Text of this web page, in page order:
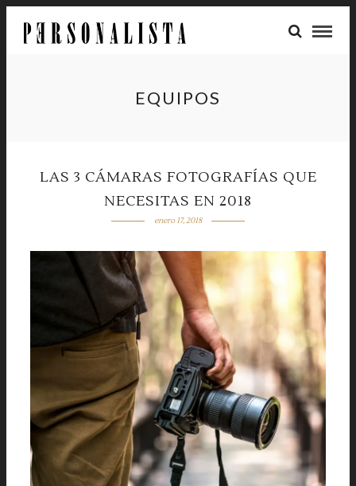
EQUIPOS
LAS 3 CÁMARAS FOTOGRAFÍAS QUE
NECESITAS EN 2018
enero 17, 2018